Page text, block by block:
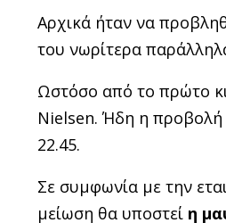
Αρχικά ήταν να
του νωρίτερα
Ωστόσο από το πρώτο
Νielsen. Ήδη η προβολή
22.45.
Σε συμφωνία με την
μείωση θα υποστεί η